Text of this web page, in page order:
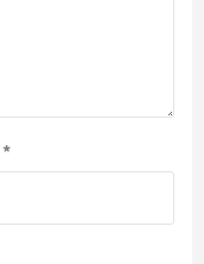
*